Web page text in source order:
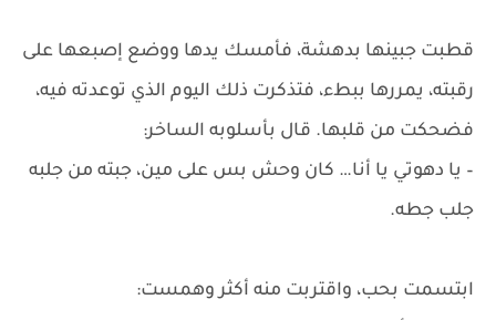
قطبت جبينها بدهشة، فأمسك يدها ووضع إصبعها على
رقبته، يمررها ببطء، فتذكرت ذلك اليوم الذي توعدته فيه،
فضحكت من قلبها. قال بأسلوبه الساخر:
– يا دهوتي يا أنا… كان وحش بس على مين، جبته من جلبه
جلب جطه.
ابتسمت بحب، واقتربت منه أكثر وهمست: